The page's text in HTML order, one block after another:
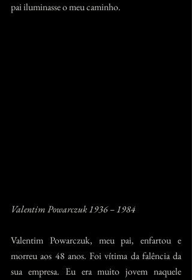
pai iluminasse o meu caminho.
Valentim Powarczuk 1936 – 1984
Valentim Powarczuk, meu pai, enfartou e
morreu aos 48 anos. Foi vítima da falência da
sua empresa. Eu era muito jovem naquele